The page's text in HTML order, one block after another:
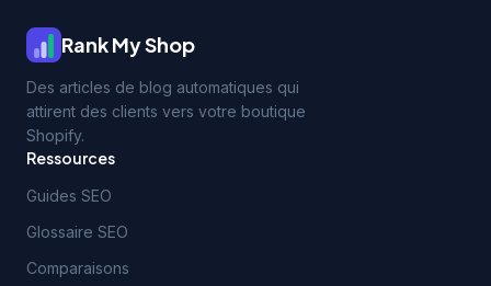
Rank My Shop
Des articles de blog automatiques qui
attirent des clients vers votre boutique
Shopify.
Ressources
Guides SEO
Glossaire SEO
Comparaisons